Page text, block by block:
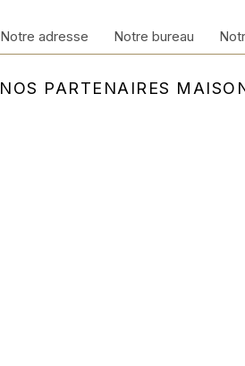
NOS PARTENAIRES
Notre adresse Notre bureau